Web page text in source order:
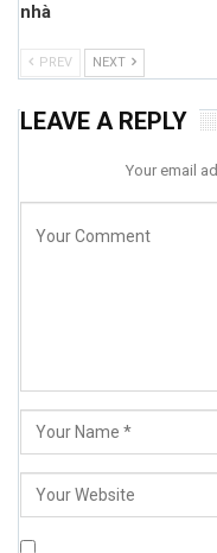
nhà
PREV NEXT
LEAVE A REPLY
Your email